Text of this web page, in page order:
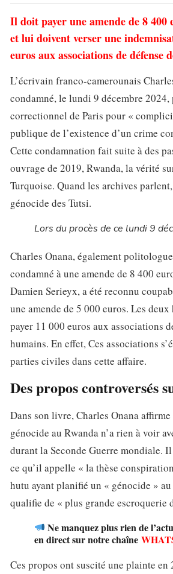
Il doit payer une amende de 8 400
et lui doivent verser une
euros aux associations de défense
L’écrivain franco-camerounais
condamné, le lundi 9 décembre
correctionnel de Paris pour «
publique de l’existence d’un crime
Cette condamnation fait suite à des
ouvrage de 2019, Rwanda, la vérité
Turquoise. Quand les archives
génocide des Tutsi.
Lors du procès de ce lundi 9
Charles Onana, également
condamné à une amende de 8 400
Damien Serieyx, a été reconnu
une amende de 5 000 euros. Les
payer 11 000 euros aux associations
humains. En effet, Ces associations
parties civiles dans cette affaire.
Des propos controversés
Dans son livre, Charles Onana
génocide au Rwanda n’a rien à voir
durant la Seconde Guerre mondiale.
ce qu’il appelle « la thèse
hutu ayant planifié un « génocide »
qualifie de « plus grande escroquerie
Ne manquez plus rien de
en direct sur notre chaîne
Ces propos ont suscité une plainte en